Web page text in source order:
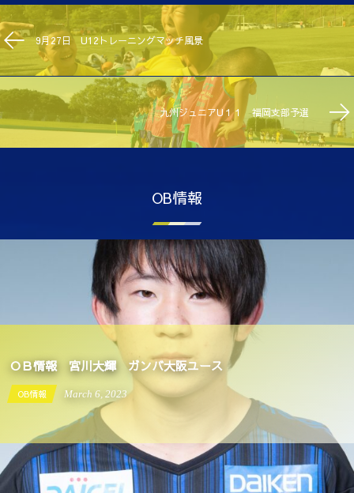
9月27日 U12トレーニングマッチ風景
九州ジュニアU１１ 福岡支部予選
OB情報
ＯＢ情報 宮川大輝 ガンバ大阪ユース
OB情報 March 6 2023